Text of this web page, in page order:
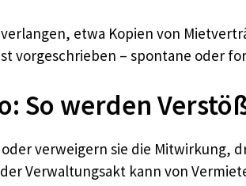
etwa Kopien von
vorgeschrieben – spontane oder
So werden
verweigern sie die Mitwirkung,
Verwaltungsakt kann von